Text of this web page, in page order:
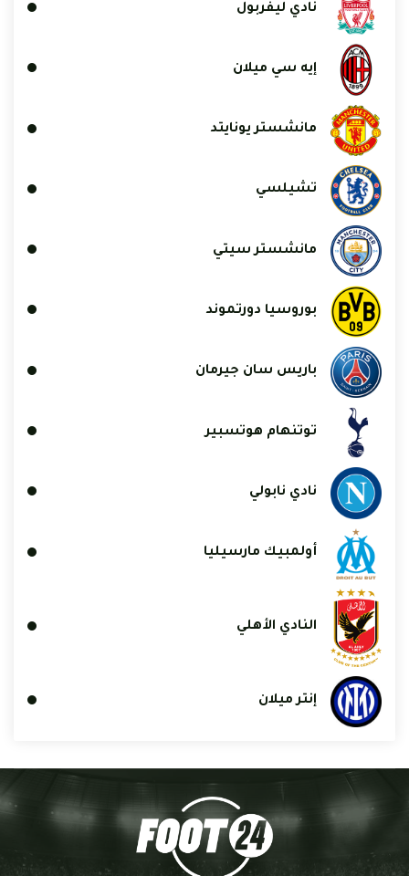
نادي ليفربول
إيه سي ميلان
مانشستر يونايتد
تشيلسي
مانشستر سيتي
بوروسيا دورتموند
باريس سان جيرمان
توتنهام هوتسبير
نادي نابولي
أولمبيك مارسيليا
النادي الأهلي
إنتر ميلان